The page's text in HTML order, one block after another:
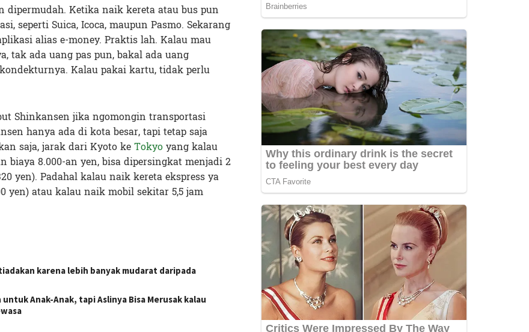
dipermudah. Ketika naik kereta atau bus pun
seperti Suica, Icoca, maupun Pasmo. Sekarang
alias e-money. Praktis lah. Kalau mau
tak ada uang pas pun, bakal ada uang
Kalau pakai kartu, tidak perlu
Shinkansen jika ngomongin transportasi
hanya ada di kota besar, tapi tetap saja
saja, jarak dari Kyoto keTokyoyang kalau
biaya 8.000-an yen, bisa dipersingkat menjadi 2
yen). Padahal kalau naik kereta ekspress ya
yen) atau kalau naik mobil sekitar 5,5 jam
karena lebih banyak mudarat daripada
Anak-Anak, tapi Aslinya Bisa Merusak kalau